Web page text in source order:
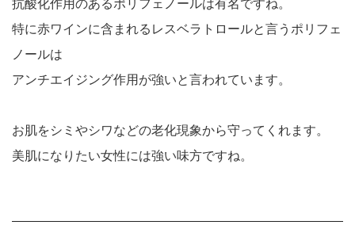
抗酸化作用のあるポリフェノールは有名ですね。
特に赤ワインに含まれるレスベラトロールと言うポリフェ
ノールは
アンチエイジング作用が強いと言われています。
お肌をシミやシワなどの老化現象から守ってくれます。
美肌になりたい女性には強い味方ですね。